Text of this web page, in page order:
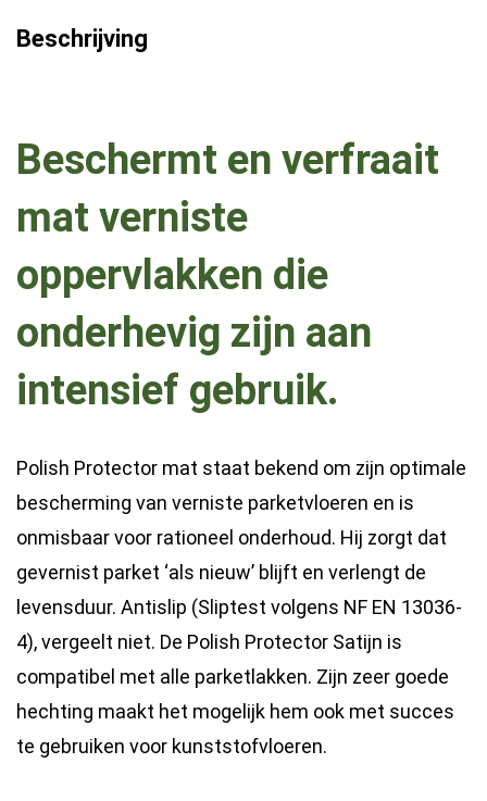
Beschrijving
Beschermt en verfraait
mat verniste
oppervlakken die
onderhevig zijn aan
intensief gebruik.
Polish Protector mat staat bekend om zijn optimale
bescherming van verniste parketvloeren en is
onmisbaar voor rationeel onderhoud. Hij zorgt dat
gevernist parket ‘als nieuw’ blijft en verlengt de
levensduur. Antislip (Sliptest volgens NF EN 13036-
4), vergeelt niet. De Polish Protector Satijn is
compatibel met alle parketlakken. Zijn zeer goede
hechting maakt het mogelijk hem ook met succes
te gebruiken voor kunststofvloeren.